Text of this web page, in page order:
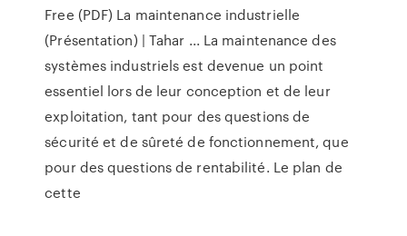
Free (PDF) La maintenance industrielle
(Présentation) | Tahar ... La maintenance des
systèmes industriels est devenue un point
essentiel lors de leur conception et de leur
exploitation, tant pour des questions de
sécurité et de sûreté de fonctionnement, que
pour des questions de rentabilité. Le plan de
cette